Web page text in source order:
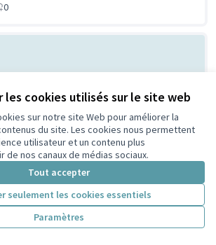
les cookies utilisés sur le site web
sur notre site Web pour améliorer la
du site. Les cookies nous permettent
utilisateur et un contenu plus
de nos canaux de médias sociaux.
Tout accepter
seulement les cookies essentiels
Paramètres
0
Retenue en présélection
citoyenne
0